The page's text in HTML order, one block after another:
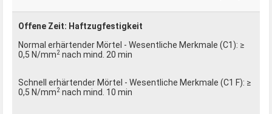
Offene Zeit: Haftzugfestigkeit
≥
0,5 N/mm2 nach mind. 20 min
≥
0,5 N/mm2 nach mind. 10 min